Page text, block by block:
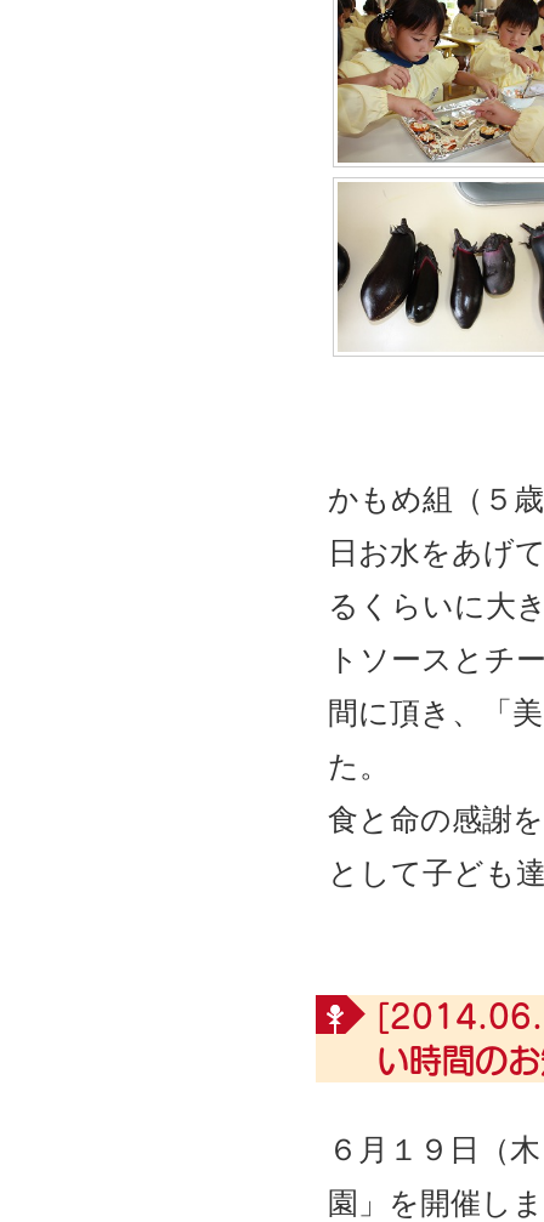
かもめ組（５
日お水をあげ
るくらいに大
トソースとチ
間に頂き、「
た。
食と命の感謝
として子ども
い時間の
６月１９日（
園」を開催し